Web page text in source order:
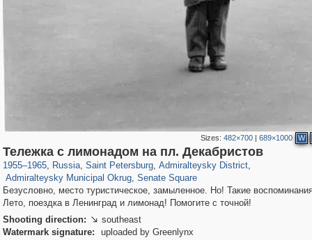
Sizes:482×700 |689×1000 W
Тележка с лимонадом на пл. Декабристов
1955–1965, Russia
1,407,401 29,248
, Saint Petersburg
197,269 5,714
, Admiralteysky District
24,064 1,032
,
Admiralteysky Municipal Okrug
13,107 616
, Senate Square
1,091 50
Безусловно, место туристическое, замыленное. Но! Такие
Лето, поездка в Ленинград и лимонад! Помогите с точной!
Shooting direction:  southeast
Watermark signature:
uploaded by Greenlynx